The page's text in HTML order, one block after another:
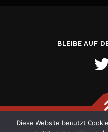
BLEIBE AUF
Copyright © 2026 Freiwillige
Diese Website benutzt